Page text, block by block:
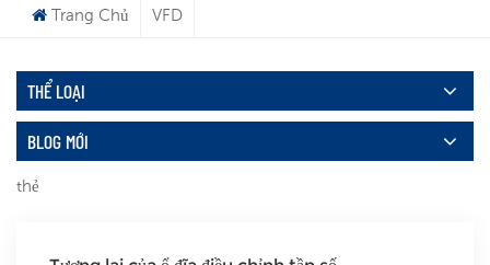
Trang Chủ VFD
THỂ LOẠI
BLOG MỚI
thẻ